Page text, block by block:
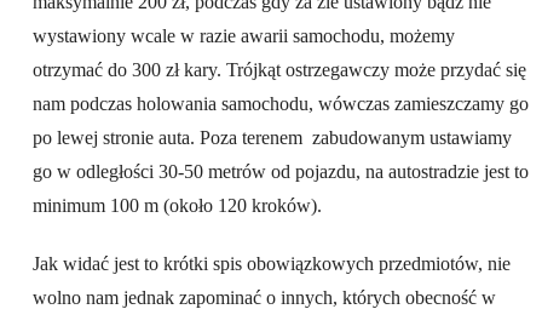
wystawiony wcale w razie awarii samochodu, możemy
otrzymać do 300 zł kary. Trójkąt ostrzegawczy może przydać się
nam podczas holowania samochodu, wówczas zamieszczamy go
po lewej stronie auta. Poza terenem zabudowanym ustawiamy
go w odległości 30-50 metrów od pojazdu, na autostradzie jest to
minimum 100 m (około 120 kroków).
Jak widać jest to krótki spis obowiązkowych przedmiotów, nie
wolno nam jednak zapominać o innych, których obecność w